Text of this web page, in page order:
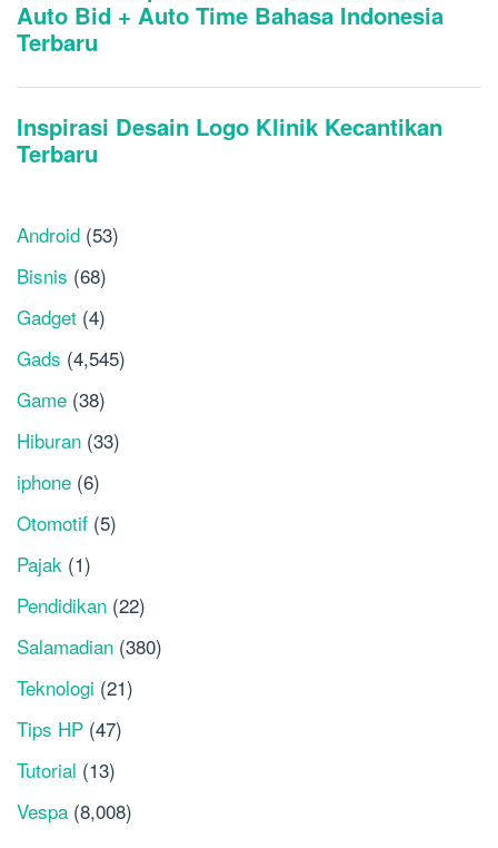
Android (53)
Bisnis (68)
Gadget (4)
Gads (4,545)
Game (38)
Hiburan (33)
iphone (6)
Otomotif (5)
Pajak (1)
Pendidikan (22)
Salamadian (380)
Teknologi (21)
Tips HP (47)
Tutorial (13)
Vespa (8,008)